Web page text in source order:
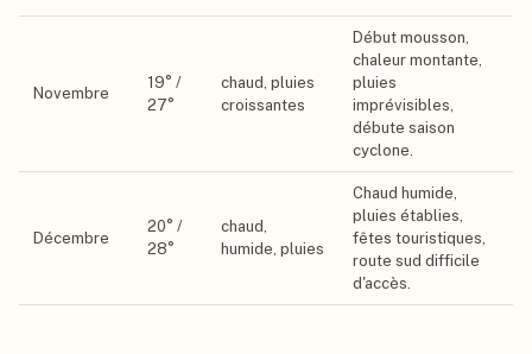
Novembre
19° /
27°
chaud, pluies
croissantes
Début mousson,
chaleur montante,
pluies
imprévisibles,
débute saison
cyclone.
Décembre
20° /
28°
chaud,
humide, pluies
Chaud humide,
pluies établies,
fêtes touristiques,
route sud difficile
d'accès.